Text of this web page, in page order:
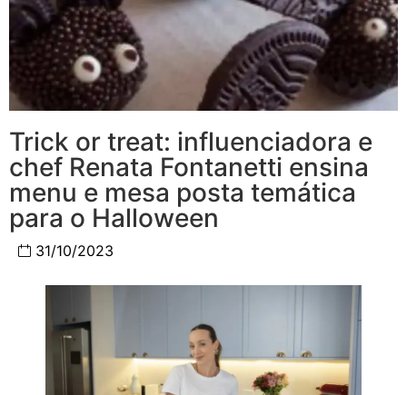
Trick or treat: influenciadora e
chef Renata Fontanetti ensina
menu e mesa posta temática
para o Halloween
31/10/2023